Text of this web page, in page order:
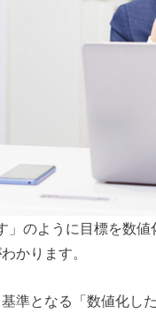
」のように目標を数
かります。
準となる「数値化し